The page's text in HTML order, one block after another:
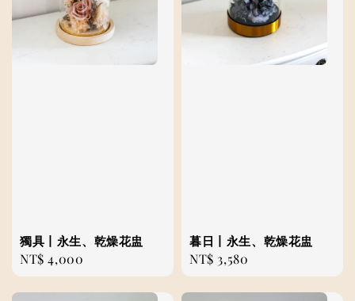
獨具丨永生、乾燥花盅
Regular
price
NT$ 4,000
暮日丨永生、乾燥花盅
Regular
price
NT$ 3,580